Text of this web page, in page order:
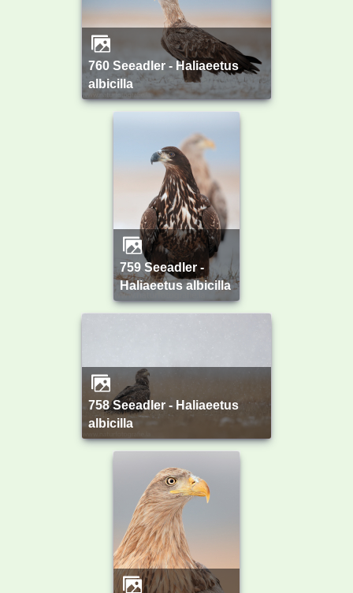
760 Seeadler - Haliaeetus
albicilla
759 Seeadler -
Haliaeetus albicilla
758 Seeadler - Haliaeetus
albicilla